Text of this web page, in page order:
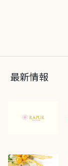
最新情報